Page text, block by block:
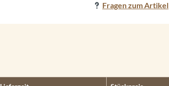
Fragen zum Artikel